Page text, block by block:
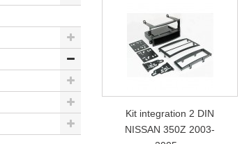
Kit integration 2 DIN
NISSAN 350Z 2003-